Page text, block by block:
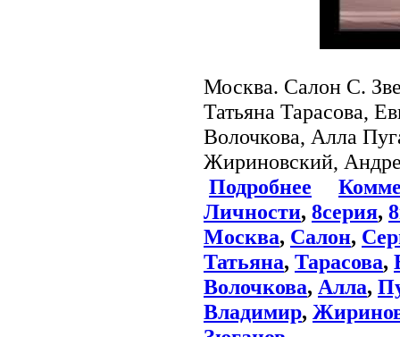
Москва. Салон С.
Татьяна Тарасова,
Волочкова, Алла
Жириновский,
Подробнее
Личности, 8серия,
Москва, Салон,
Татьяна, Тарасова,
Волочкова, Алла,
Владимир,